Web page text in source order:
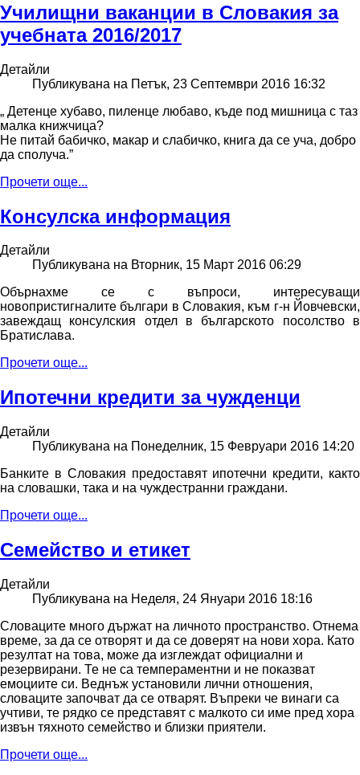
Училищни ваканции в Словакия за
учебната 2016/2017
Детайли
Публикувана на Петък, 23 Септември 2016 16:32
„ Детенце хубаво, пиленце любаво, къде под мишница с таз
малка книжчица?
Не питай бабичко, макар и слабичко, книга да се уча, добро
да сполуча.”
Прочети още...
Консулска информация
Детайли
Публикувана на Вторник, 15 Март 2016 06:29
Обърнахме се с въпроси, интересуващи
новопристигналите българи в Словакия, към г-н Йовчевски,
завеждащ консулския отдел в българското посолство в
Братислава.
Прочети още...
Ипотечни кредити за чужденци
Детайли
Публикувана на Понеделник, 15 Февруари 2016 14:20
Банките в Словакия предоставят ипотечни кредити, както
на словашки, така и на чуждестранни граждани.
Прочети още...
Семейство и етикет
Детайли
Публикувана на Неделя, 24 Януари 2016 18:16
Словаците много държат на личното пространство. Отнема
време, за да се отворят и да се доверят на нови хора. Като
резултат на това, може да изглеждат официални и
резервирани. Те не са темпераментни и не показват
емоциите си. Веднъж установили лични отношения,
словаците започват да се отварят. Въпреки че винаги са
учтиви, те рядко се представят с малкото си име пред хора
извън тяхното семейство и близки приятели.
Прочети още...